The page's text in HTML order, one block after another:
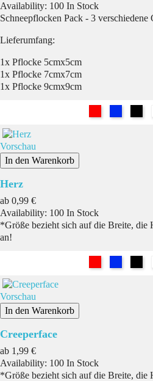
Availability: 100 In Stock
Schneepflocken Pack - 3 verschiedene
Lieferumfang:
1x Pflocke 5cmx5cm
1x Pflocke 7cmx7cm
1x Pflocke 9cmx9cm
Vorschau
In den Warenkorb
Herz
ab Preis
0,99 €
Availability: 100 In Stock
*Größe bezieht sich auf die Breite, die
an!
Vorschau
In den Warenkorb
Creeperface
ab Preis
1,99 €
Availability: 100 In Stock
*Größe bezieht sich auf die Breite, die